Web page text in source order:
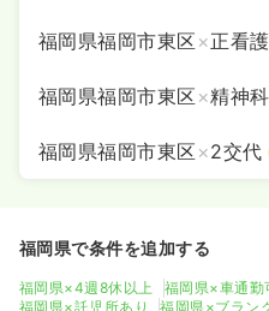
福岡県福岡市東区 ×正看
福岡県福岡市東区 ×精神
福岡県福岡市東区 ×2交代
福岡県で条件を追加する
福岡県×4週8休以上 福岡県×車通勤
福岡県×託児所あり
福岡県×ブラン